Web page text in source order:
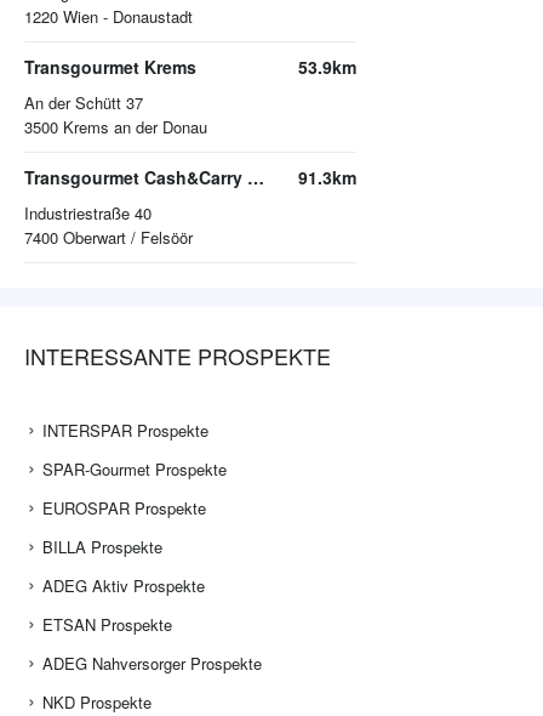
1220 Wien - Donaustadt
Transgourmet Krems
An der Schütt 37
3500 Krems an der Donau
53.9km
Transgourmet Cash&Carry Oberwart
Industriestraße 40
7400 Oberwart / Felsöör
91.3km
INTERESSANTE PROSPEKTE
INTERSPAR Prospekte
SPAR-Gourmet Prospekte
EUROSPAR Prospekte
BILLA Prospekte
ADEG Aktiv Prospekte
ETSAN Prospekte
ADEG Nahversorger Prospekte
NKD Prospekte